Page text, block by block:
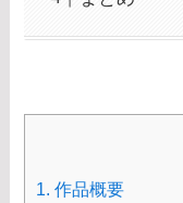
1.
作品概要